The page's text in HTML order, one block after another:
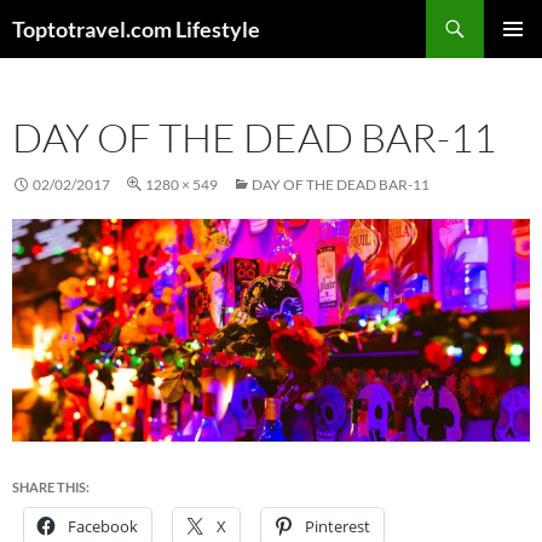
Toptotravel.com Lifestyle
DAY OF THE DEAD BAR-11
02/02/2017 1280 × 549 DAY OF THE DEAD BAR-11
SHARE THIS:
Facebook X Pinterest